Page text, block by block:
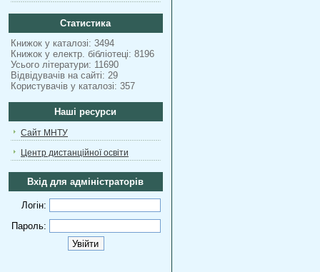
Статистика
Книжок у каталозі: 3494
Книжок у електр. бібліотеці: 8196
Усього літератури: 11690
Відвідувачів на сайті: 29
Користувачів у каталозі: 357
Наші ресурси
Сайт МНТУ
Центр дистанційної освіти
Вхід для адміністраторів
Логін:
Пароль: